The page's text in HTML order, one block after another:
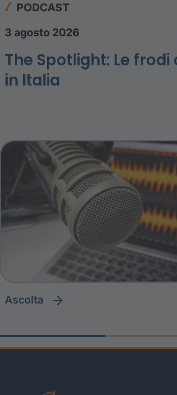
PODCAST
3 agosto 2026
The Spotlight: Le frodi
in Italia
ascolta